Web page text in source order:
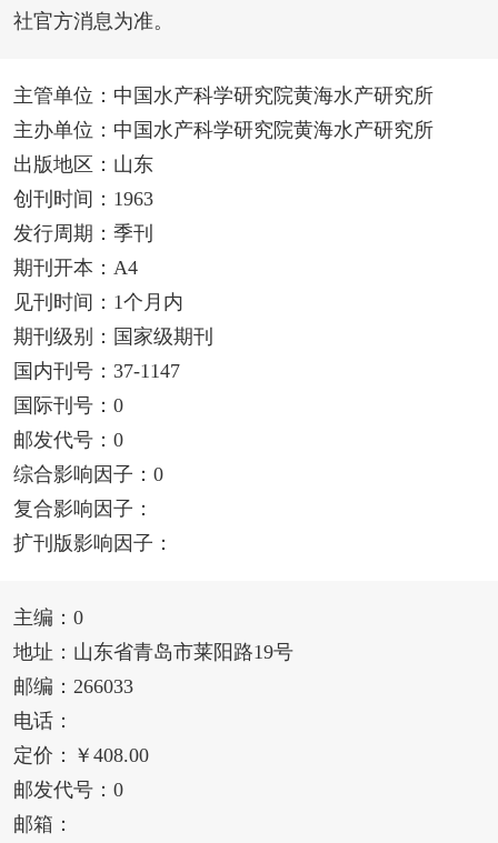
社官方消息为准。
主管单位：中国水产科学研究院黄海水产研究所
主办单位：中国水产科学研究院黄海水产研究所
出版地区：山东
创刊时间：1963
发行周期：季刊
期刊开本：A4
见刊时间：1个月内
期刊级别：国家级期刊
国内刊号：37-1147
国际刊号：0
邮发代号：0
综合影响因子：0
复合影响因子：
扩刊版影响因子：
主编：0
地址：山东省青岛市莱阳路19号
邮编：266033
电话：
定价：￥408.00
邮发代号：0
邮箱：